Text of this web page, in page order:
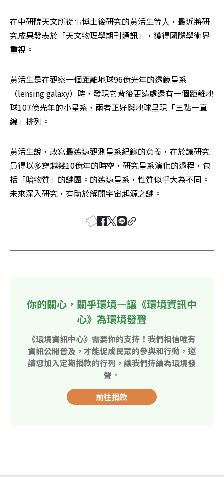
在中研院天文所從事博士後研究的黃活生等人，最近將研
究成果發表於「天文物理學期刊通訊」，獲得國際學術界
重視。
黃活生是在觀察一個距離地球96億光年的透鏡星系
（lensing galaxy）時，發現它背後更遠處還有一個距離地
球107億光年的小星系，兩者正好與地球呈現「三點一直
線」排列。
黃活生說，改寫最遙遠觀測星系紀錄的意義，在於讓研究
員得以多穿越幾10億年的時空，研究星系演化的過程，包
括「暗物質」的謎團。的遙遠星系，性質似乎大為不同。
未來深入研究，有助於解開宇宙起源之謎。
你的關心，關乎環境—讓《環境資訊中
心》為環境發聲
《環境資訊中心》需要你的支持！我們相信唯有
資訊公開普及，才能促成民眾的參與和行動，邀
請您加入定期捐款的行列，讓我們持續為環境發
聲。
前往捐款